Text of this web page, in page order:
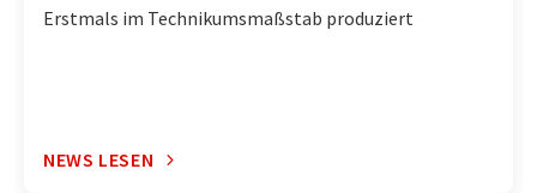
Erstmals im Technikumsmaßstab produziert
NEWS LESEN